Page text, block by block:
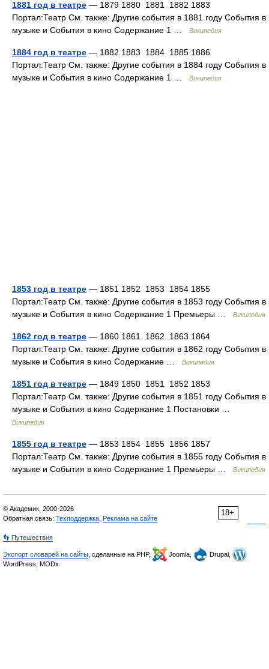
1881 год в театре — 1879 1880 1881 1882 1883
Портал:Театр См. также: Другие события в 1881 году События в
музыке и События в кино Содержание 1 …
Википедия
1884 год в театре — 1882 1883 1884 1885 1886
Портал:Театр См. также: Другие события в 1884 году События в
музыке и События в кино Содержание 1 …
Википедия
1853 год в театре — 1851 1852 1853 1854 1855
Портал:Театр См. также: Другие события в 1853 году События в
музыке и События в кино Содержание 1 Премьеры …
Википедия
1862 год в театре — 1860 1861 1862 1863 1864
Портал:Театр См. также: Другие события в 1862 году События в
музыке и События в кино Содержание …
Википедия
1851 год в театре — 1849 1850 1851 1852 1853
Портал:Театр См. также: Другие события в 1851 году События в
музыке и События в кино Содержание 1 Постановки …
Википедия
1855 год в театре — 1853 1854 1855 1856 1857
Портал:Театр См. также: Другие события в 1855 году События в
музыке и События в кино Содержание 1 Премьеры …
Википедия
18+
© Академик, 2000-2026
Обратная связь: Техподдержка Реклама на сайте
👣 Путешествия
Экспорт словарей на сайты , сделанные на PHP, Joomla,
Drupal,
WordPress, MODx.